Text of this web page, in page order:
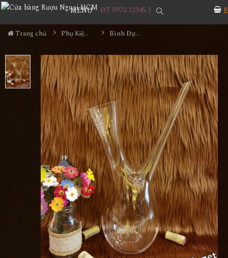
0
MENU ĐT 0972.12345.1
Trang chủ Phụ Kiện Rượu Bình Đựng Rượu Vang - Decanter Dáng Đẹp M13